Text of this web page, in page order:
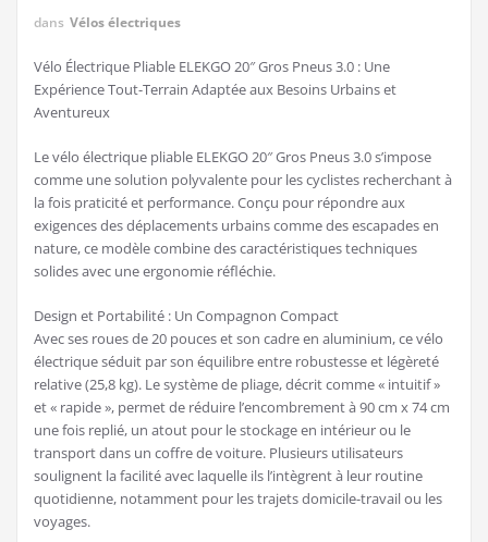
dans Vélos électriques
Vélo Électrique Pliable ELEKGO 20″ Gros Pneus 3.0 : Une
Expérience Tout-Terrain Adaptée aux Besoins Urbains et
Aventureux
Le vélo électrique pliable ELEKGO 20″ Gros Pneus 3.0 s’impose
comme une solution polyvalente pour les cyclistes recherchant à
la fois praticité et performance. Conçu pour répondre aux
exigences des déplacements urbains comme des escapades en
nature, ce modèle combine des caractéristiques techniques
solides avec une ergonomie réfléchie.
Design et Portabilité : Un Compagnon Compact
Avec ses roues de 20 pouces et son cadre en aluminium, ce vélo
électrique séduit par son équilibre entre robustesse et légèreté
relative (25,8 kg). Le système de pliage, décrit comme « intuitif »
et « rapide », permet de réduire l’encombrement à 90 cm x 74 cm
une fois replié, un atout pour le stockage en intérieur ou le
transport dans un coffre de voiture. Plusieurs utilisateurs
soulignent la facilité avec laquelle ils l’intègrent à leur routine
quotidienne, notamment pour les trajets domicile-travail ou les
voyages.